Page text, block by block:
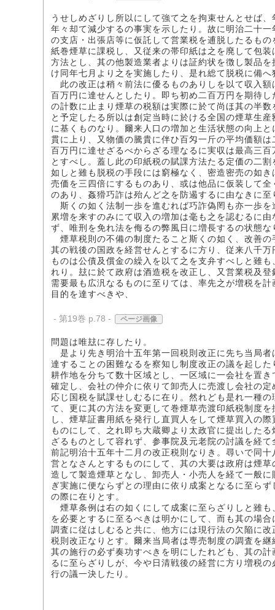
うせしめざりし所以にして強て之を拘束せんとせば
年々却て減少するの事実を示したり。故に明治二十
の支店・出張店等に仮託して営業税を逋脱したるも
紙巻煙草に課税し、又従来の帯印紙は之を廃して包
方法とし、其の他製造業者よりは証約状を徴し製品
け同年七月より之を実施したり、是れ総て脱税に備
此の改正は稍々前法に優るものありしを以て収入
百万円に達せんとしたり。即ち初め二百万円を期待
の計数に止まり煙草の税額は実際に於て尚ほ其の半
と予定したる所以は創定当時に於ける全国の煙草生
に基くものなり。爾来人口の増加と生活状態の向上
貫に上り、又物価の騰貴に伴ひ百匁一斤の平均価額
百万円に達せざるべからざる理なるに実収は最高三
とすべし。蓋し此の印紙税の賦課方法たる定価の二
如しと雖も脱税の手段には窮極なく、密造密売の如
売価を三四倍にするものあり、或は他品に仮装して
のあり、姦猾巧詐は殆んど之を防遏するに由なきに
斯くの如く法制一歩を進むれば巧詐偽罔も亦一歩
累増を来すのみにて収入の増加は毫も之を認むるに
ず、唯刑を免れ法を侮るの弊風日に増長するの状態な
煙草税則の不備の制度たること斯くの如く、改善
其の戦後の国政を経営せんとするに方り、従来八千
ものは公債及償金の繰入を以て之を支弁すべしと雖
れり。玆に於て政府は酒造税を改正し、又営業税及
需要最も広汎なるものに至りては、率先之が増税を
目的を達すべきや、
- 第19巻 p.78 - ページ画像
問題は唯玆に存したり。
是より先き明治十五年第一回税則改正に先ち当局
達することの困難なるを察知し制度改正の議を起し
耕作地を分ちて数十区域とし、一区域に一会社を置
確定し、会社の仲介に依りて卸売人に売渡し会社の
応じ国税を賦課せしむるに在り。然れども是れ一種
て、更に其の方法を変更して巻煙草売渡印紙税制度
し、煙草証書用紙を発行し直買人をして煙草買入の
ものにして、之れ即ち大蔵卿より太政官に提出した
ざるものとして容れず、参事院及元老院の討議を経
前記明治十五年十二月の改正税則なりき。尋いで同
営となさんとするものにして、其の大要は政府は煙
造して製造煙草となし、卸売人・小売人を経て一般
ぎ実施に便ならずとの理由に依り成案となるに至ら
の際に在りとす。
煙草条例は右の如くにして成案に至らざりしと雖
を必要とするに至るべきは明かにして、而も其の場
調査に従はしむると共に、他方には現行法の欠陥に
税則改正なりとす。爾来当局者は専売制度の調査を
其の施行の必ず奏功すべきを明にしたれども、其の
るに至らざりしが、今や日清戦後の経営に方り増税
行の議一決したり。